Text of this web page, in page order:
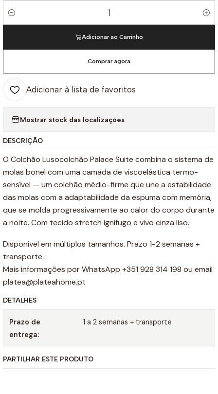
Quantidade
Adicionar ao Carrinho
Comprar agora
Adicionar à lista de favoritos
Mostrar stock das localizações
DESCRIÇÃO
O Colchão Lusocolchão Palace Suite combina o sistema de
molas bonel com uma camada de viscoelástica termo-
sensível — um colchão médio-firme que une a estabilidade
das molas com a adaptabilidade da espuma com memória,
que se molda progressivamente ao calor do corpo durante
a noite. Com tecido stretch ignífugo e vivo cinza liso.
Disponível em múltiplos tamanhos. Prazo 1-2 semanas +
transporte.
Mais informações por WhatsApp +351 928 314 198 ou email
platea@plateahome.pt
DETALHES
Prazo de
entrega:
1 a 2 semanas + transporte
PARTILHAR ESTE PRODUTO